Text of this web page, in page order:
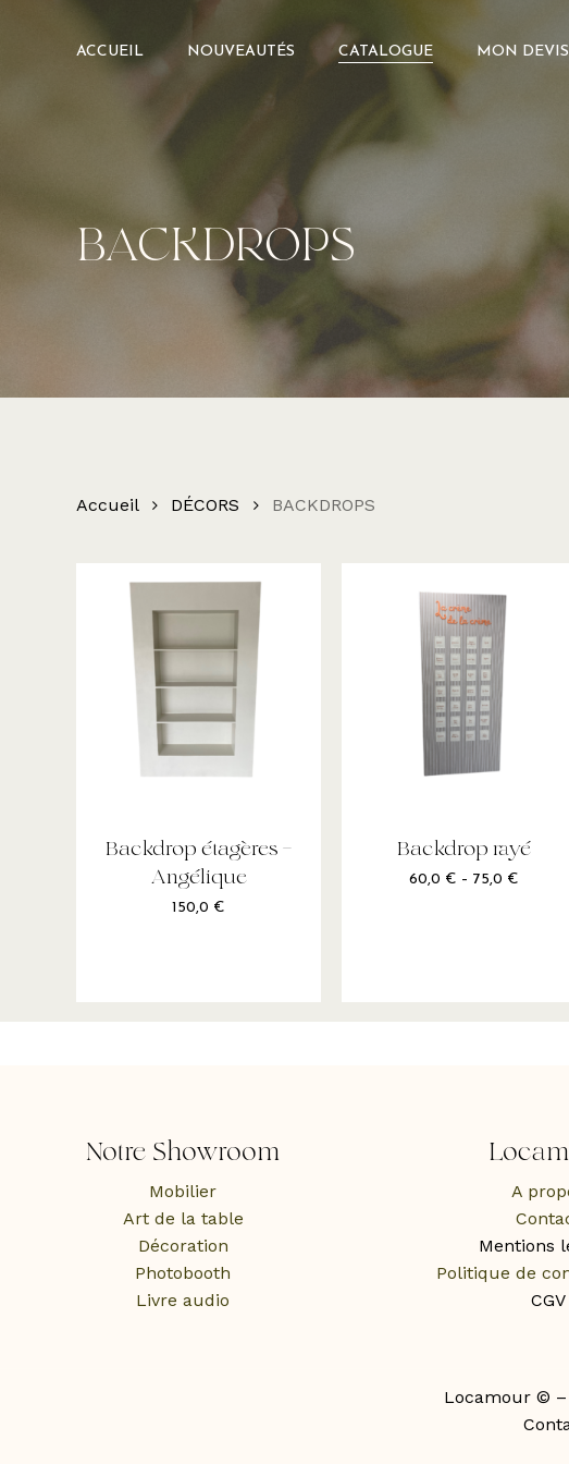
ACCUEIL NOUVEAUTÉS CATALOGUE MON DEVIS
BACKDROPS
Accueil DÉCORS BACKDROPS
Backdrop étagères –
Angélique
150,0 €
plusieurs
variations.
Backdrop rayé
60,0 € – 75,0 €
Notre Showroom
Mobilier
Art de la table
Décoration
Photobooth
Livre audio
A
Mentions
Politique de
CGV
Locamour © –